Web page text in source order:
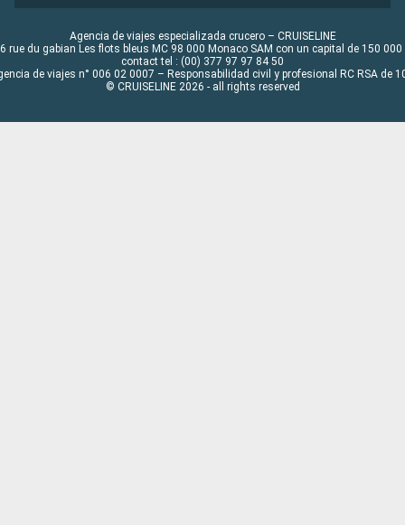
Agencia de viajes especializada crucero – CRUISELINE
rue du gabian Les flots bleus MC 98 000 Monaco SAM con un capital de 150 000
contact tel : (00) 377 97 97 84 50
de viajes n° 006 02 0007 – Responsabilidad civil y profesional RC RSA de
© CRUISELINE 2026 - all rights reserved